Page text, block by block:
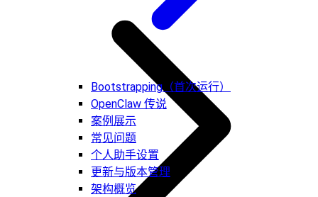
Bootstrapping（首次运行）
OpenClaw 传说
案例展示
常见问题
个人助手设置
更新与版本管理
架构概览